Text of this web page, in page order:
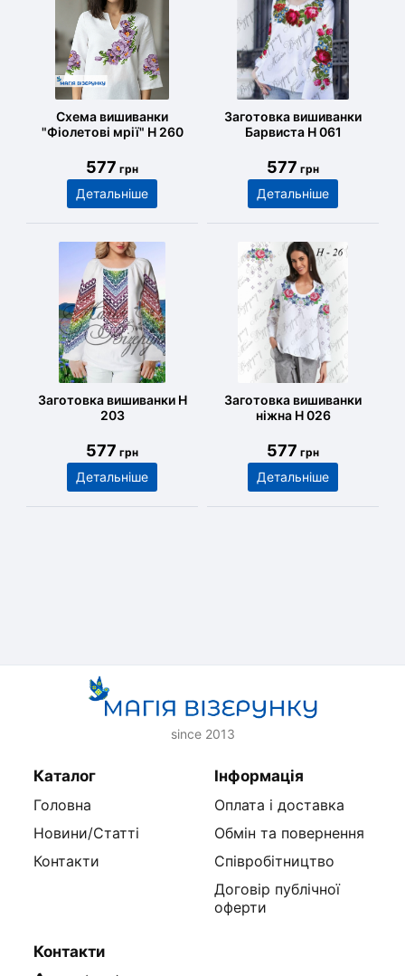
Схема вишиванки
"Фіолетові мрії" Н 260
577 грн
Детальніше
Заготовка вишиванки
Барвиста Н 061
577 грн
Детальніше
Заготовка вишиванки Н
203
577 грн
Детальніше
Заготовка вишиванки
ніжна Н 026
577 грн
Детальніше
since 2013
Каталог
Головна
Новини/Статті
Контакти
Інформація
Оплата і доставка
Обмін та повернення
Співробітництво
Договір публічної
оферти
Контакти